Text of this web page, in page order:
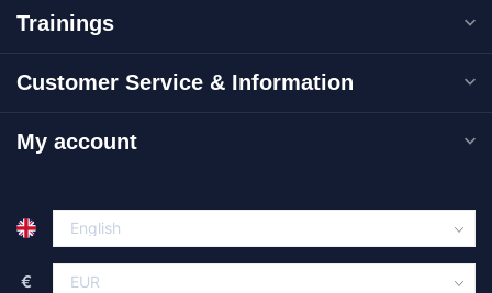
Trainings
Customer Service & Information
My account
€